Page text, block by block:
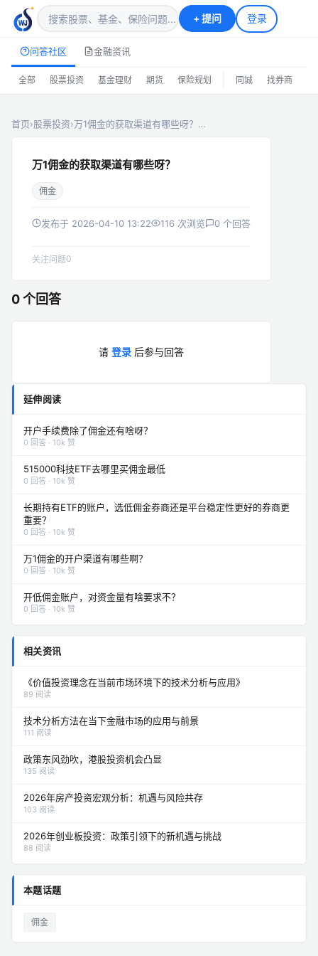
+提问 登录
问答社区 金融资讯
全部 股票投资 基金理财 期货 保险规划 同城 找券商
首页›股票投资›万1佣金的获取渠道有哪些呀？…
万1佣金的获取渠道有哪些呀？
佣金
发布于 2026-04-10 13:22 116 次浏览 0 个回答
关注问题0
0 个回答
请 登录 后参与回答
延伸阅读
开户手续费除了佣金还有啥呀？
0 回答 · 10k 赞
515000科技ETF去哪里买佣金最低
0 回答 · 10k 赞
长期持有ETF的账户，选低佣金券商还是平台稳定性更好的券商更
重要？
0 回答 · 10k 赞
万1佣金的开户渠道有哪些啊？
0 回答 · 10k 赞
开低佣金账户，对资金量有啥要求不？
0 回答 · 10k 赞
相关资讯
《价值投资理念在当前市场环境下的技术分析与应用》
89 阅读
技术分析方法在当下金融市场的应用与前景
111 阅读
政策东风劲吹，港股投资机会凸显
135 阅读
2026年房产投资宏观分析：机遇与风险共存
103 阅读
2026年创业板投资：政策引领下的新机遇与挑战
88 阅读
本题话题
佣金